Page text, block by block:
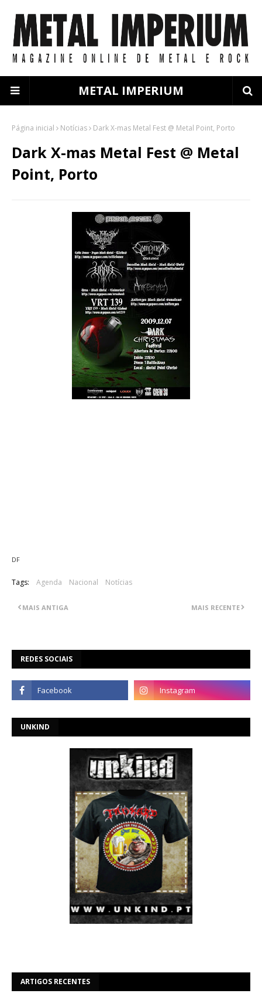
METAL IMPERIUM
Página inicial Notícias Dark X-mas Metal Fest @ Metal Point, Porto
Dark X-mas Metal Fest @ Metal
Point, Porto
DF
Tags: Agenda Nacional Notícias
MAIS RECENTE
MAIS ANTIGA
REDES SOCIAIS
UNKIND
ARTIGOS RECENTES